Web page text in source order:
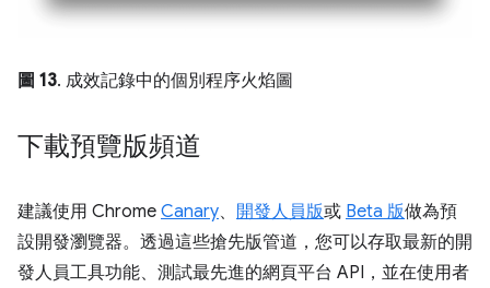
圖 13. 成效記錄中的個別程序火焰圖
下載預覽版頻道
建議使用 Chrome Canary、 開發人員版或 Beta 版做為預
設開發瀏覽器。透過這些搶先版管道，您可以存取最新的開
發人員工具功能、測試最先進的網頁平台 API，並在使用者